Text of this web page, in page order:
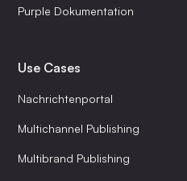
Purple Dokumentation
Use Cases
Nachrichtenportal
Multichannel Publishing
Multibrand Publishing